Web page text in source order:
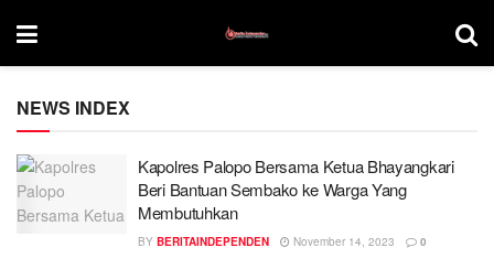
NEWS INDEX
Kapolres Palopo Bersama Ketua Bhayangkari
Beri Bantuan Sembako ke Warga Yang
Membutuhkan
BY BERITAINDEPENDEN November 14, 2023 0